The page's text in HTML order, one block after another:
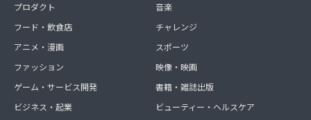
プロダクト
フード・飲食店
アニメ・漫画
ファッション
ゲーム・サービス開発
ビジネス・起業
音楽
チャレンジ
スポーツ
映像・映画
書籍・雑誌出版
ビューティー・ヘルスケア